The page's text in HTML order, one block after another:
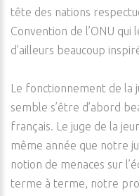
tête des nations
Convention de l’ONU qui
d’ailleurs beaucoup
Le fonctionnement de la
semble s’être d’abord
français. Le juge de la
même année que notre
notion de menaces sur
terme à terme, notre